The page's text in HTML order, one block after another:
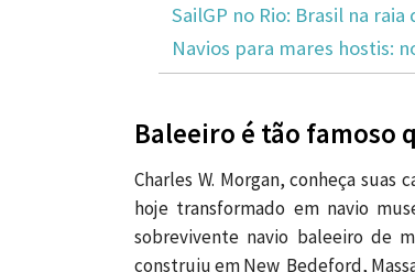
SailGP no Rio: Brasil na
Navios para mares hostis:
Baleeiro é tão famoso
Charles W. Morgan, conheça
hoje transformado em navio
sobrevivente navio baleeiro de
construiu em New Bedeford,